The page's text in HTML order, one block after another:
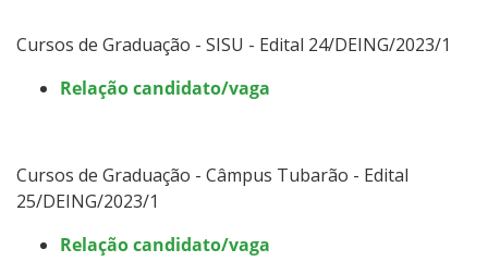
Cursos de Graduação - SISU - Edital 24/DEING/2023/1
Relação candidato/vaga
Cursos de Graduação - Câmpus Tubarão - Edital
25/DEING/2023/1
Relação candidato/vaga